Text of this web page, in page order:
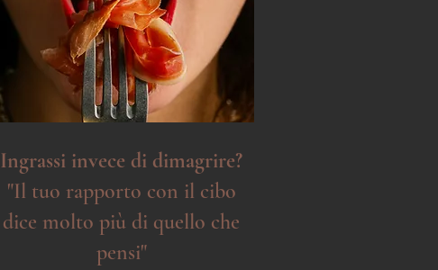
Ingrassi invece di dimagrire?
"Il tuo rapporto con il cibo
dice molto più di quello che
pensi"